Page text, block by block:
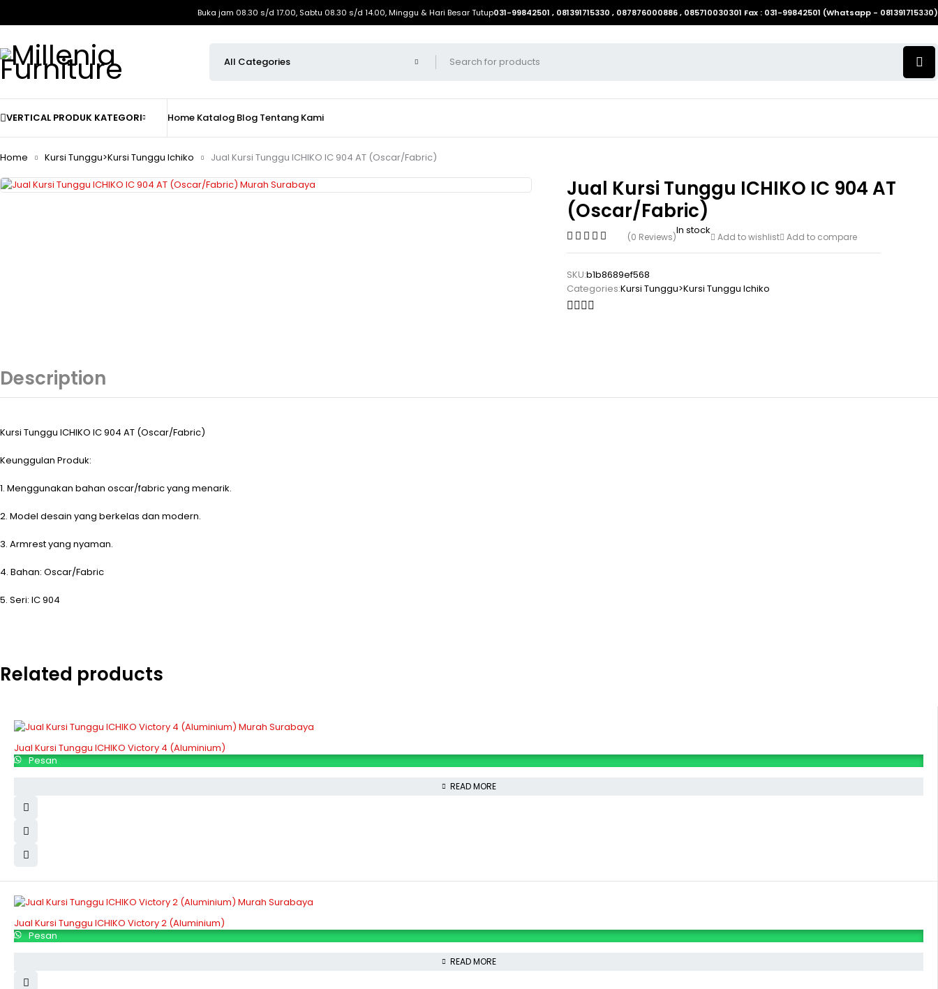
Buka jam 08.30 s/d 17.00, Sabtu 08.30 s/d 14.00, Minggu & Hari Besar Tutup031-99842501 , 081391715330 , 087876000886 , 085710030301 Fax : 031-99842501 (Whatsapp - 081391715330)
VERTICAL PRODUK KATEGORI Home Katalog Blog Tentang Kami
Home Kursi Tunggu>Kursi Tunggu Ichiko Jual Kursi Tunggu ICHIKO IC 904 AT (Oscar/Fabric)
Jual Kursi Tunggu ICHIKO IC 904 AT
(Oscar/Fabric)
(0 Reviews)
In stock
Add to wishlist Add to compare
SKU:b1b8689ef568
Categories:Kursi Tunggu>Kursi Tunggu Ichiko
Description
Kursi Tunggu ICHIKO IC 904 AT (Oscar/Fabric)
Keunggulan Produk:
1. Menggunakan bahan oscar/fabric yang menarik.
2. Model desain yang berkelas dan modern.
3. Armrest yang nyaman.
4. Bahan: Oscar/Fabric
5. Seri: IC 904
Related products
Jual Kursi Tunggu ICHIKO Victory 4 (Aluminium)
Pesan
READ MORE
Jual Kursi Tunggu ICHIKO Victory 2 (Aluminium)
Pesan
READ MORE